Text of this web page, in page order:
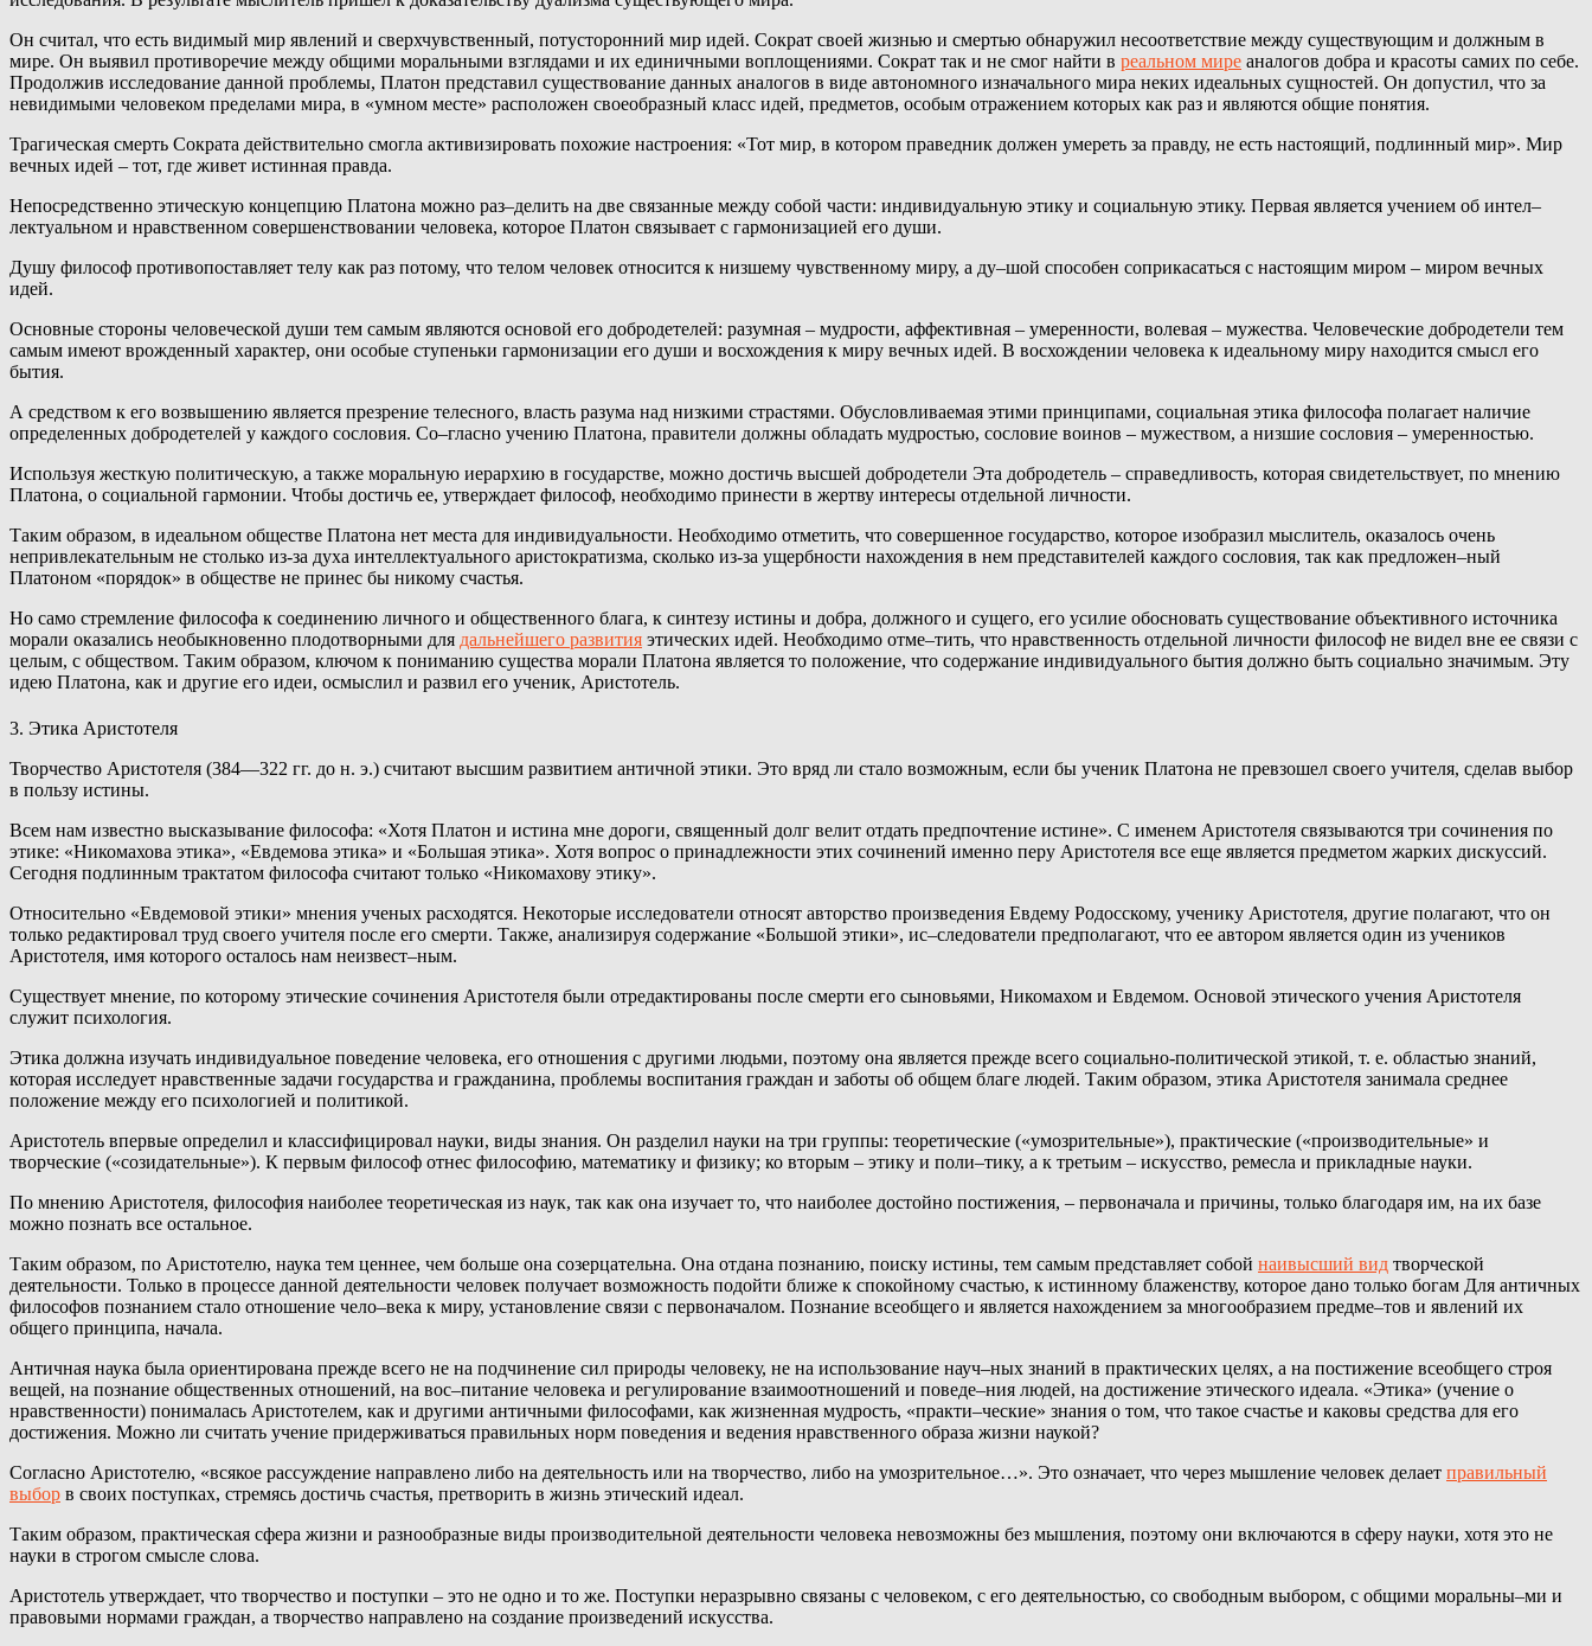
Он считал, что есть видимый мир явлений и сверхчувственный, потусторонний мир идей. Сократ своей жизнью и смертью обнаружил несоответствие между существующим и должным в
мире. Он выявил противоречие между общими моральными взглядами и их единичными воплощениями. Сократ так и не смог найти в реальном мире аналогов добра и красоты самих по себе.
Продолжив исследование данной проблемы, Платон представил существование данных аналогов в виде автономного изначального мира неких идеальных сущностей. Он допустил, что за
невидимыми человеком пределами мира, в «умном месте» расположен своеобразный класс идей, предметов, особым отражением которых как раз и являются общие понятия.
Трагическая смерть Сократа действительно смогла активизировать похожие настроения: «Тот мир, в котором праведник должен умереть за правду, не есть настоящий, подлинный мир». Мир
вечных идей – тот, где живет истинная правда.
Непосредственно этическую концепцию Платона можно раз–делить на две связанные между собой части: индивидуальную этику и социальную этику. Первая является учением об интел–
лектуальном и нравственном совершенствовании человека, которое Платон связывает с гармонизацией его души.
Душу философ противопоставляет телу как раз потому, что телом человек относится к низшему чувственному миру, а ду–шой способен соприкасаться с настоящим миром – миром вечных
идей.
Основные стороны человеческой души тем самым являются основой его добродетелей: разумная – мудрости, аффективная – умеренности, волевая – мужества. Человеческие добродетели тем
самым имеют врожденный характер, они особые ступеньки гармонизации его души и восхождения к миру вечных идей. В восхождении человека к идеальному миру находится смысл его
бытия.
А средством к его возвышению является презрение телесного, власть разума над низкими страстями. Обусловливаемая этими принципами, социальная этика философа полагает наличие
определенных добродетелей у каждого сословия. Со–гласно учению Платона, правители должны обладать мудростью, сословие воинов – мужеством, а низшие сословия – умеренностью.
Используя жесткую политическую, а также моральную иерархию в государстве, можно достичь высшей добродетели Эта добродетель – справедливость, которая свидетельствует, по мнению
Платона, о социальной гармонии. Чтобы достичь ее, утверждает философ, необходимо принести в жертву интересы отдельной личности.
Таким образом, в идеальном обществе Платона нет места для индивидуальности. Необходимо отметить, что совершенное государство, которое изобразил мыслитель, оказалось очень
непривлекательным не столько из-за духа интеллектуального аристократизма, сколько из-за ущербности нахождения в нем представителей каждого сословия, так как предложен–ный
Платоном «порядок» в обществе не принес бы никому счастья.
Но само стремление философа к соединению личного и общественного блага, к синтезу истины и добра, должного и сущего, его усилие обосновать существование объективного источника
морали оказались необыкновенно плодотворными для дальнейшего развития этических идей. Необходимо отме–тить, что нравственность отдельной личности философ не видел вне ее связи с
целым, с обществом. Таким образом, ключом к пониманию существа морали Платона является то положение, что содержание индивидуального бытия должно быть социально значимым. Эту
идею Платона, как и другие его идеи, осмыслил и развил его ученик, Аристотель.
3. Этика Аристотеля
Творчество Аристотеля (384—322 гг. до н. э.) считают высшим развитием античной этики. Это вряд ли стало возможным, если бы ученик Платона не превзошел своего учителя, сделав выбор
в пользу истины.
Всем нам известно высказывание философа: «Хотя Платон и истина мне дороги, священный долг велит отдать предпочтение истине». С именем Аристотеля связываются три сочинения по
этике: «Никомахова этика», «Евдемова этика» и «Большая этика». Хотя вопрос о принадлежности этих сочинений именно перу Аристотеля все еще является предметом жарких дискуссий.
Сегодня подлинным трактатом философа считают только «Никомахову этику».
Относительно «Евдемовой этики» мнения ученых расходятся. Некоторые исследователи относят авторство произведения Евдему Родосскому, ученику Аристотеля, другие полагают, что он
только редактировал труд своего учителя после его смерти. Также, анализируя содержание «Большой этики», ис–следователи предполагают, что ее автором является один из учеников
Аристотеля, имя которого осталось нам неизвест–ным.
Существует мнение, по которому этические сочинения Аристотеля были отредактированы после смерти его сыновьями, Никомахом и Евдемом. Основой этического учения Аристотеля
служит психология.
Этика должна изучать индивидуальное поведение человека, его отношения с другими людьми, поэтому она является прежде всего социально-политической этикой, т. е. областью знаний,
которая исследует нравственные задачи государства и гражданина, проблемы воспитания граждан и заботы об общем благе людей. Таким образом, этика Аристотеля занимала среднее
положение между его психологией и политикой.
Аристотель впервые определил и классифицировал науки, виды знания. Он разделил науки на три группы: теоретические («умозрительные»), практические («производительные» и
творческие («созидательные»). К первым философ отнес философию, математику и физику; ко вторым – этику и поли–тику, а к третьим – искусство, ремесла и прикладные науки.
По мнению Аристотеля, философия наиболее теоретическая из наук, так как она изучает то, что наиболее достойно постижения, – первоначала и причины, только благодаря им, на их базе
можно познать все остальное.
Таким образом, по Аристотелю, наука тем ценнее, чем больше она созерцательна. Она отдана познанию, поиску истины, тем самым представляет собой наивысший вид творческой
деятельности. Только в процессе данной деятельности человек получает возможность подойти ближе к спокойному счастью, к истинному блаженству, которое дано только богам Для античных
философов познанием стало отношение чело–века к миру, установление связи с первоначалом. Познание всеобщего и является нахождением за многообразием предме–тов и явлений их
общего принципа, начала.
Античная наука была ориентирована прежде всего не на подчинение сил природы человеку, не на использование науч–ных знаний в практических целях, а на постижение всеобщего строя
вещей, на познание общественных отношений, на вос–питание человека и регулирование взаимоотношений и поведе–ния людей, на достижение этического идеала. «Этика» (учение о
нравственности) понималась Аристотелем, как и другими античными философами, как жизненная мудрость, «практи–ческие» знания о том, что такое счастье и каковы средства для его
достижения. Можно ли считать учение придерживаться правильных норм поведения и ведения нравственного образа жизни наукой?
Согласно Аристотелю, «всякое рассуждение направлено либо на деятельность или на творчество, либо на умозрительное…». Это означает, что через мышление человек делает правильный
выбор в своих поступках, стремясь достичь счастья, претворить в жизнь этический идеал.
Таким образом, практическая сфера жизни и разнообразные виды производительной деятельности человека невозможны без мышления, поэтому они включаются в сферу науки, хотя это не
науки в строгом смысле слова.
Аристотель утверждает, что творчество и поступки – это не одно и то же. Поступки неразрывно связаны с человеком, с его деятельностью, со свободным выбором, с общими моральны–ми и
правовыми нормами граждан, а творчество направлено на создание произведений искусства.